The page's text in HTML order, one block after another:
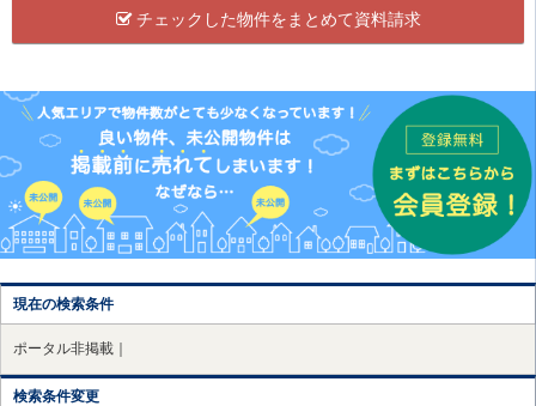
チェックした物件をまとめて資料請求
現在の検索条件
ポータル非掲載｜
検索条件変更